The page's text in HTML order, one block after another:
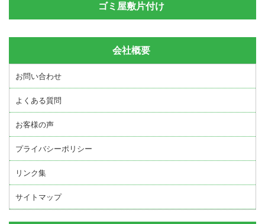
ゴミ屋敷片付け
会社概要
お問い合わせ
よくある質問
お客様の声
プライバシーポリシー
リンク集
サイトマップ